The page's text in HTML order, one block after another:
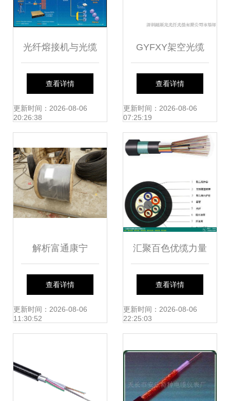
光纤熔接机与光缆
高效连接的技术护
航者
查看详情
更新时间：2026-08-06
20:26:38
GYFXY架空光缆
用户关注点解读与
市场定价概述
查看详情
更新时间：2026-08-06
07:25:19
解析富通康宁
GYDTS-96B1室外
架空管道光缆的卓
查看详情
更新时间：2026-08-06
11:30:52
汇聚百色优缆力量
聚纤缆全系产品、
价格与厂商一站式
查看详情
更新时间：2026-08-06
22:25:03